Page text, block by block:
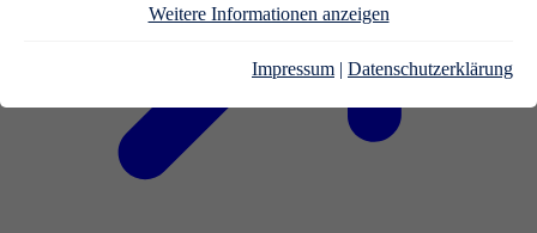
Weitere Informationen anzeigen
Impressum | Datenschutzerklärung